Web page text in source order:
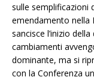
sulle semplificazioni
emendamento nella
sancisce l’inizio
cambiamenti
dominante, ma si
con la Conferenza